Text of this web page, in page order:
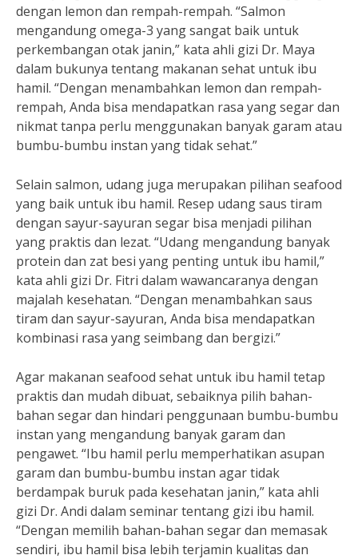
dengan lemon dan rempah-rempah. “Salmon
mengandung omega-3 yang sangat baik untuk
perkembangan otak janin,” kata ahli gizi Dr. Maya
dalam bukunya tentang makanan sehat untuk ibu
hamil. “Dengan menambahkan lemon dan rempah-
rempah, Anda bisa mendapatkan rasa yang segar dan
nikmat tanpa perlu menggunakan banyak garam atau
bumbu-bumbu instan yang tidak sehat.”
Selain salmon, udang juga merupakan pilihan seafood
yang baik untuk ibu hamil. Resep udang saus tiram
dengan sayur-sayuran segar bisa menjadi pilihan
yang praktis dan lezat. “Udang mengandung banyak
protein dan zat besi yang penting untuk ibu hamil,”
kata ahli gizi Dr. Fitri dalam wawancaranya dengan
majalah kesehatan. “Dengan menambahkan saus
tiram dan sayur-sayuran, Anda bisa mendapatkan
kombinasi rasa yang seimbang dan bergizi.”
Agar makanan seafood sehat untuk ibu hamil tetap
praktis dan mudah dibuat, sebaiknya pilih bahan-
bahan segar dan hindari penggunaan bumbu-bumbu
instan yang mengandung banyak garam dan
pengawet. “Ibu hamil perlu memperhatikan asupan
garam dan bumbu-bumbu instan agar tidak
berdampak buruk pada kesehatan janin,” kata ahli
gizi Dr. Andi dalam seminar tentang gizi ibu hamil.
“Dengan memilih bahan-bahan segar dan memasak
sendiri, ibu hamil bisa lebih terjamin kualitas dan